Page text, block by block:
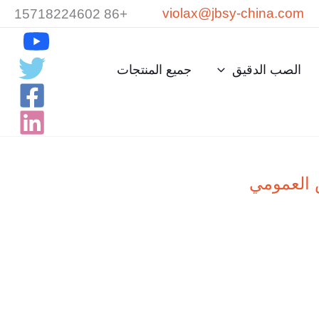
violax@jbsy-china.com
+86 15718224602
الصب الدقيق
جميع المنتجات
العمومي